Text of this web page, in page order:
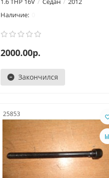
2000.00р.
Закончился
25853